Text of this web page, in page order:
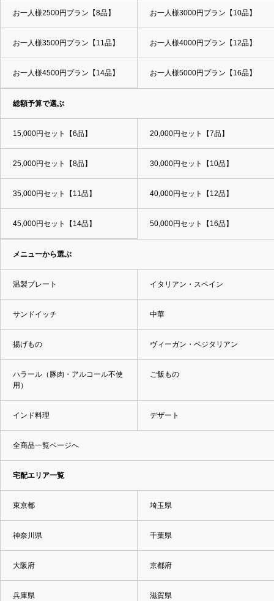
お一人様2500円プラン【8品】 お一人様3000円プラン【10品】
お一人様3500円プラン【11品】 お一人様4000円プラン【12品】
お一人様4500円プラン【14品】 お一人様5000円プラン【16品】
総額予算で選ぶ
15,000円セット【6品】 20,000円セット【7品】
25,000円セット【8品】 30,000円セット【10品】
35,000円セット【11品】 40,000円セット【12品】
45,000円セット【14品】 50,000円セット【16品】
メニューから選ぶ
温製プレート イタリアン・スペイン
サンドイッチ 中華
揚げもの ヴィーガン・ベジタリアン
ハラール（豚肉・アルコール不使
用）
ご飯もの
インド料理 デザート
全商品一覧ページへ
宅配エリア一覧
東京都 埼玉県
神奈川県 千葉県
大阪府 京都府
兵庫県 滋賀県